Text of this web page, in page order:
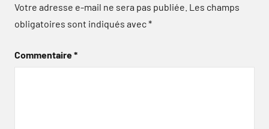
Votre adresse e-mail ne sera pas publiée. Les champs
obligatoires sont indiqués avec*
Commentaire*